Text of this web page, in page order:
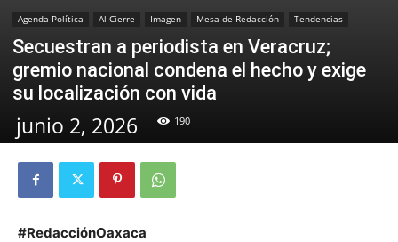
Agenda Política Al Cierre Imagen Mesa de Redacción Tendencias
Secuestran a periodista en Veracruz;
gremio nacional condena el hecho y exige
su localización con vida
junio 2, 2026 190
#RedacciónOaxaca